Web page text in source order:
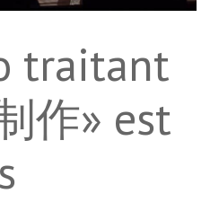
traitant
作» est